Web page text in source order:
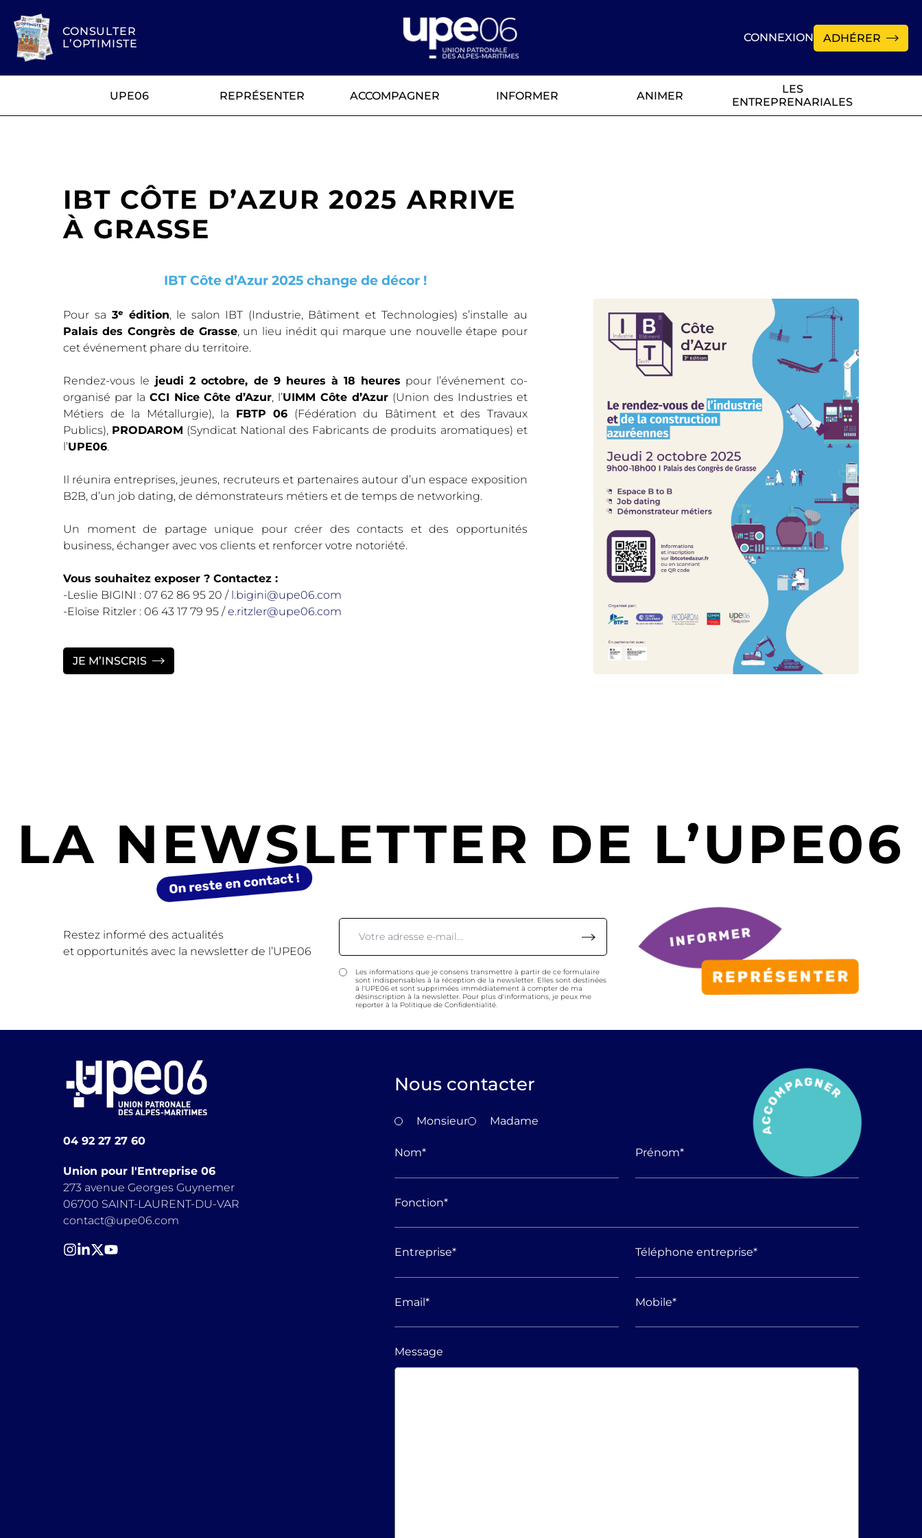
CONSULTER
L’OPTIMISTE
CONNEXION ADHÉRER
UPE06 REPRÉSENTER ACCOMPAGNER INFORMER ANIMER
LES
ENTREPRENARIALES
IBT CÔTE D’AZUR 2025 ARRIVE
À GRASSE
IBT Côte d’Azur 2025 change de décor !
Pour sa 3ᵉ édition, le salon IBT (Industrie, Bâtiment et Technologies) s’installe au
Palais des Congrès de Grasse, un lieu inédit qui marque une nouvelle étape pour
cet événement phare du territoire.
Rendez-vous le jeudi 2 octobre, de 9 heures à 18 heures pour l’événement co-
organisé par la CCI Nice Côte d’Azur, l’UIMM Côte d’Azur (Union des Industries et
Métiers de la Métallurgie), la FBTP 06 (Fédération du Bâtiment et des Travaux
Publics), PRODAROM (Syndicat National des Fabricants de produits aromatiques) et
l’UPE06.
Il réunira entreprises, jeunes, recruteurs et partenaires autour d’un espace exposition
B2B, d’un job dating, de démonstrateurs métiers et de temps de networking.
Un moment de partage unique pour créer des contacts et des opportunités
business, échanger avec vos clients et renforcer votre notoriété.
Vous souhaitez exposer ? Contactez :
-Leslie BIGINI : 07 62 86 95 20 / l.bigini@upe06.com
-Eloïse Ritzler : 06 43 17 79 95 /e.ritzler@upe06.com
JE M’INSCRIS
LA NEWSLETTER DE L’UPE06
Restez informé des actualités
et opportunités avec la newsletter de l’UPE06
Les informations que je consens transmettre à partir de ce formulaire
sont indispensables à la réception de la newsletter. Elles sont destinées
à l'UPE06 et sont supprimées immédiatement à compter de ma
désinscription à la newsletter. Pour plus d'informations, je peux me
reporter à la Politique de Confidentialité.
04 92 27 27 60
Union pour l'Entreprise 06
273 avenue Georges Guynemer
06700 SAINT-LAURENT-DU-VAR
contact@upe06.com
Nous contacter
Monsieur Madame
Nom* Prénom*
Fonction*
Entreprise* Téléphone entreprise*
Email* Mobile*
Message